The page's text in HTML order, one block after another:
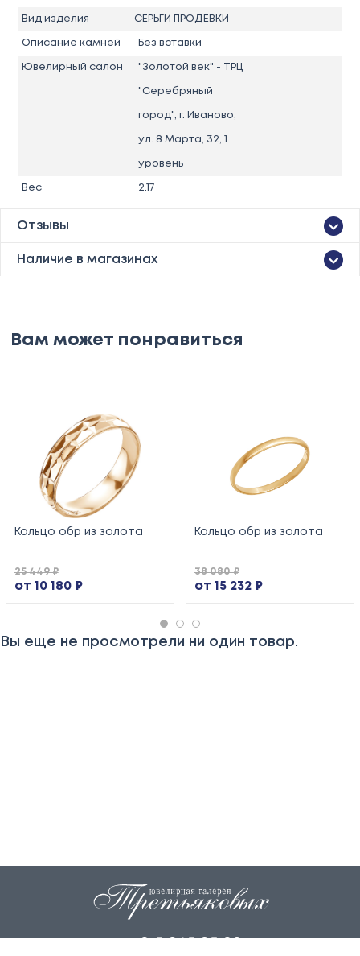
Вид изделия СЕРЬГИ ПРОДЕВКИ
Описание камней Без вставки
Ювелирный салон "Золотой век" - ТРЦ
"Серебряный
город", г. Иваново,
ул. 8 Марта, 32, 1
уровень
Вес 2.17
Отзывы
Наличие в магазинах
Вам может понравиться
Кольцо обр из золота
от 10 180 ₽
25 449 ₽
Кольцо обр из золота
от 15 232 ₽
38 080 ₽
Вы еще не просмотрели ни один товар.